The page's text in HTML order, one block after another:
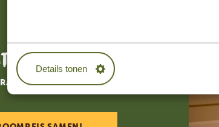
Details tonen
samenstellen?
EN VRIJBLIJVEND